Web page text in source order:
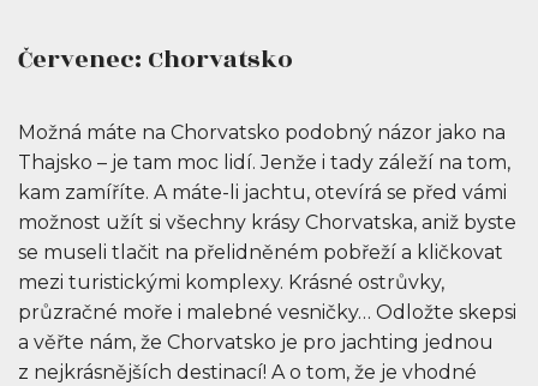
Červenec: Chorvatsko
Možná máte na Chorvatsko podobný názor jako na
Thajsko – je tam moc lidí. Jenže i tady záleží na tom,
kam zamíříte. A máte-li jachtu, otevírá se před vámi
možnost užít si všechny krásy Chorvatska, aniž byste
se museli tlačit na přelidněném pobřeží a kličkovat
mezi turistickými komplexy. Krásné ostrůvky,
průzračné moře i malebné vesničky… Odložte skepsi
a věřte nám, že Chorvatsko je pro jachting jednou
z nejkrásnějších destinací! A o tom, že je vhodné